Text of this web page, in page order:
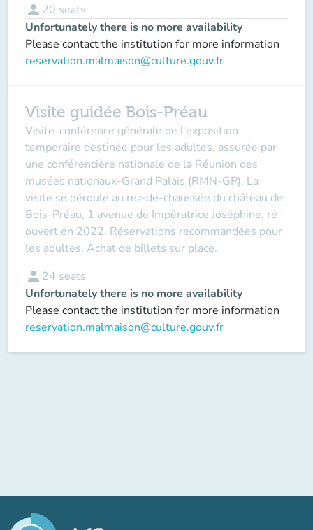
person 20 seats
Unfortunately there is no more availability
Please contact the institution for more information
reservation.malmaison@culture.gouv.fr
Visite guidée Bois-Préau
Visite-conférence générale de l'exposition
temporaire destinée pour les adultes, assurée par
une conférencière nationale de la Réunion des
musées nationaux-Grand Palais (RMN-GP). La
visite se déroule au rez-de-chaussée du château de
Bois-Préau, 1 avenue de Impératrice Joséphine, ré-
ouvert en 2022. Réservations recommandées pour
les adultes. Achat de billets sur place.
person 24 seats
Unfortunately there is no more availability
Please contact the institution for more information
reservation.malmaison@culture.gouv.fr